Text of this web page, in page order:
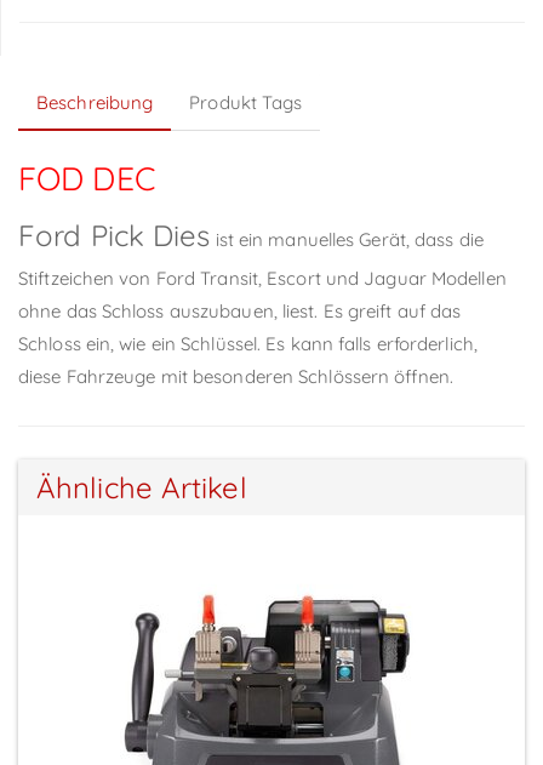
Beschreibung Produkt Tags
FOD DEC
Ford Pick Dies ist ein manuelles Gerät, dass die
Stiftzeichen von Ford Transit, Escort und Jaguar Modellen
ohne das Schloss auszubauen, liest. Es greift auf das
Schloss ein, wie ein Schlüssel. Es kann falls erforderlich,
diese Fahrzeuge mit besonderen Schlössern öffnen.
Ähnliche Artikel